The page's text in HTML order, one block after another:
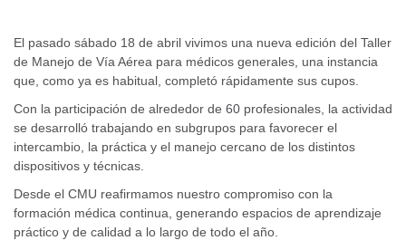
El pasado sábado 18 de abril vivimos una nueva edición del Taller
de Manejo de Vía Aérea para médicos generales, una instancia
que, como ya es habitual, completó rápidamente sus cupos.
Con la participación de alrededor de 60 profesionales, la actividad
se desarrolló trabajando en subgrupos para favorecer el
intercambio, la práctica y el manejo cercano de los distintos
dispositivos y técnicas.
Desde el CMU reafirmamos nuestro compromiso con la
formación médica continua, generando espacios de aprendizaje
práctico y de calidad a lo largo de todo el año.